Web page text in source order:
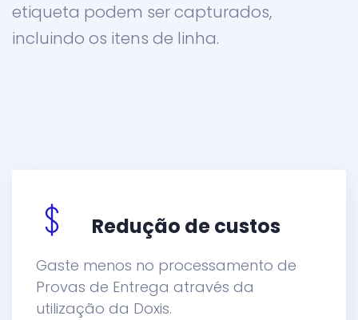
etiqueta podem ser capturados,
incluindo os itens de linha.
Redução de custos
Gaste menos no processamento de
Provas de Entrega através da
utilização da Doxis.